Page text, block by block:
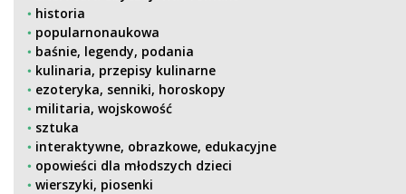
historia
popularnonaukowa
baśnie, legendy, podania
kulinaria, przepisy kulinarne
ezoteryka, senniki, horoskopy
militaria, wojskowość
sztuka
interaktywne, obrazkowe, edukacyjne
opowieści dla młodszych dzieci
wierszyki, piosenki